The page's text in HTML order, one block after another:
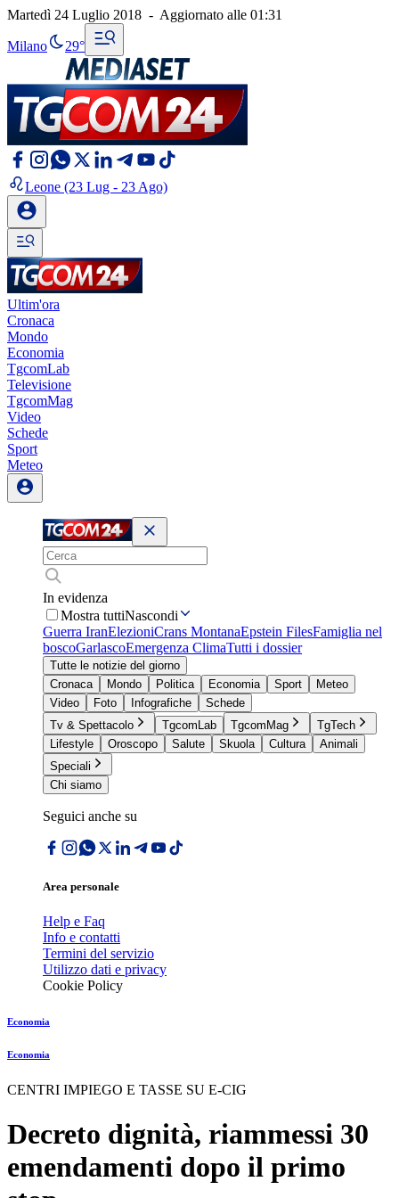
Martedì 24 Luglio 2018 - Aggiornato alle 01:31
Milano 29°
Leone (23 Lug - 23 Ago)
Ultim'ora
Cronaca
Mondo
Economia
TgcomLab
Televisione
TgcomMag
Video
Schede
Sport
Meteo
In evidenza
Mostra tuttiNascondi
Guerra IranElezioniCrans MontanaEpstein FilesFamiglia nel
boscoGarlascoEmergenza ClimaTutti i dossier
Tutte le notizie del giorno
Cronaca
Mondo Politica Economia Sport
Meteo
Video
Foto Infografiche
Schede
Tv & Spettacolo
TgcomLab TgcomMag
TgTech
Lifestyle
Oroscopo Salute Skuola Cultura
Animali
Speciali
Chi siamo
Seguici anche su
Area personale
Help e Faq
Info e contatti
Termini del servizio
Utilizzo dati e privacy
Cookie Policy
Economia
Economia
CENTRI IMPIEGO E TASSE SU E-CIG
Decreto dignità, riammessi 30
emendamenti dopo il primo